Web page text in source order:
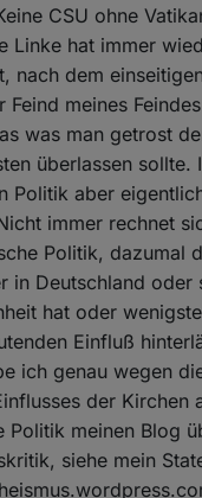
CSU ohne
Linke hat immer
nach dem
Feind meines
was man getrost
überlassen sollte.
Politik aber
immer rechnet
Politik, dazumal
in Deutschland oder
hat oder
Einfluß
ich genau wegen
der Kirchen
Politik meinen Blog
siehe mein